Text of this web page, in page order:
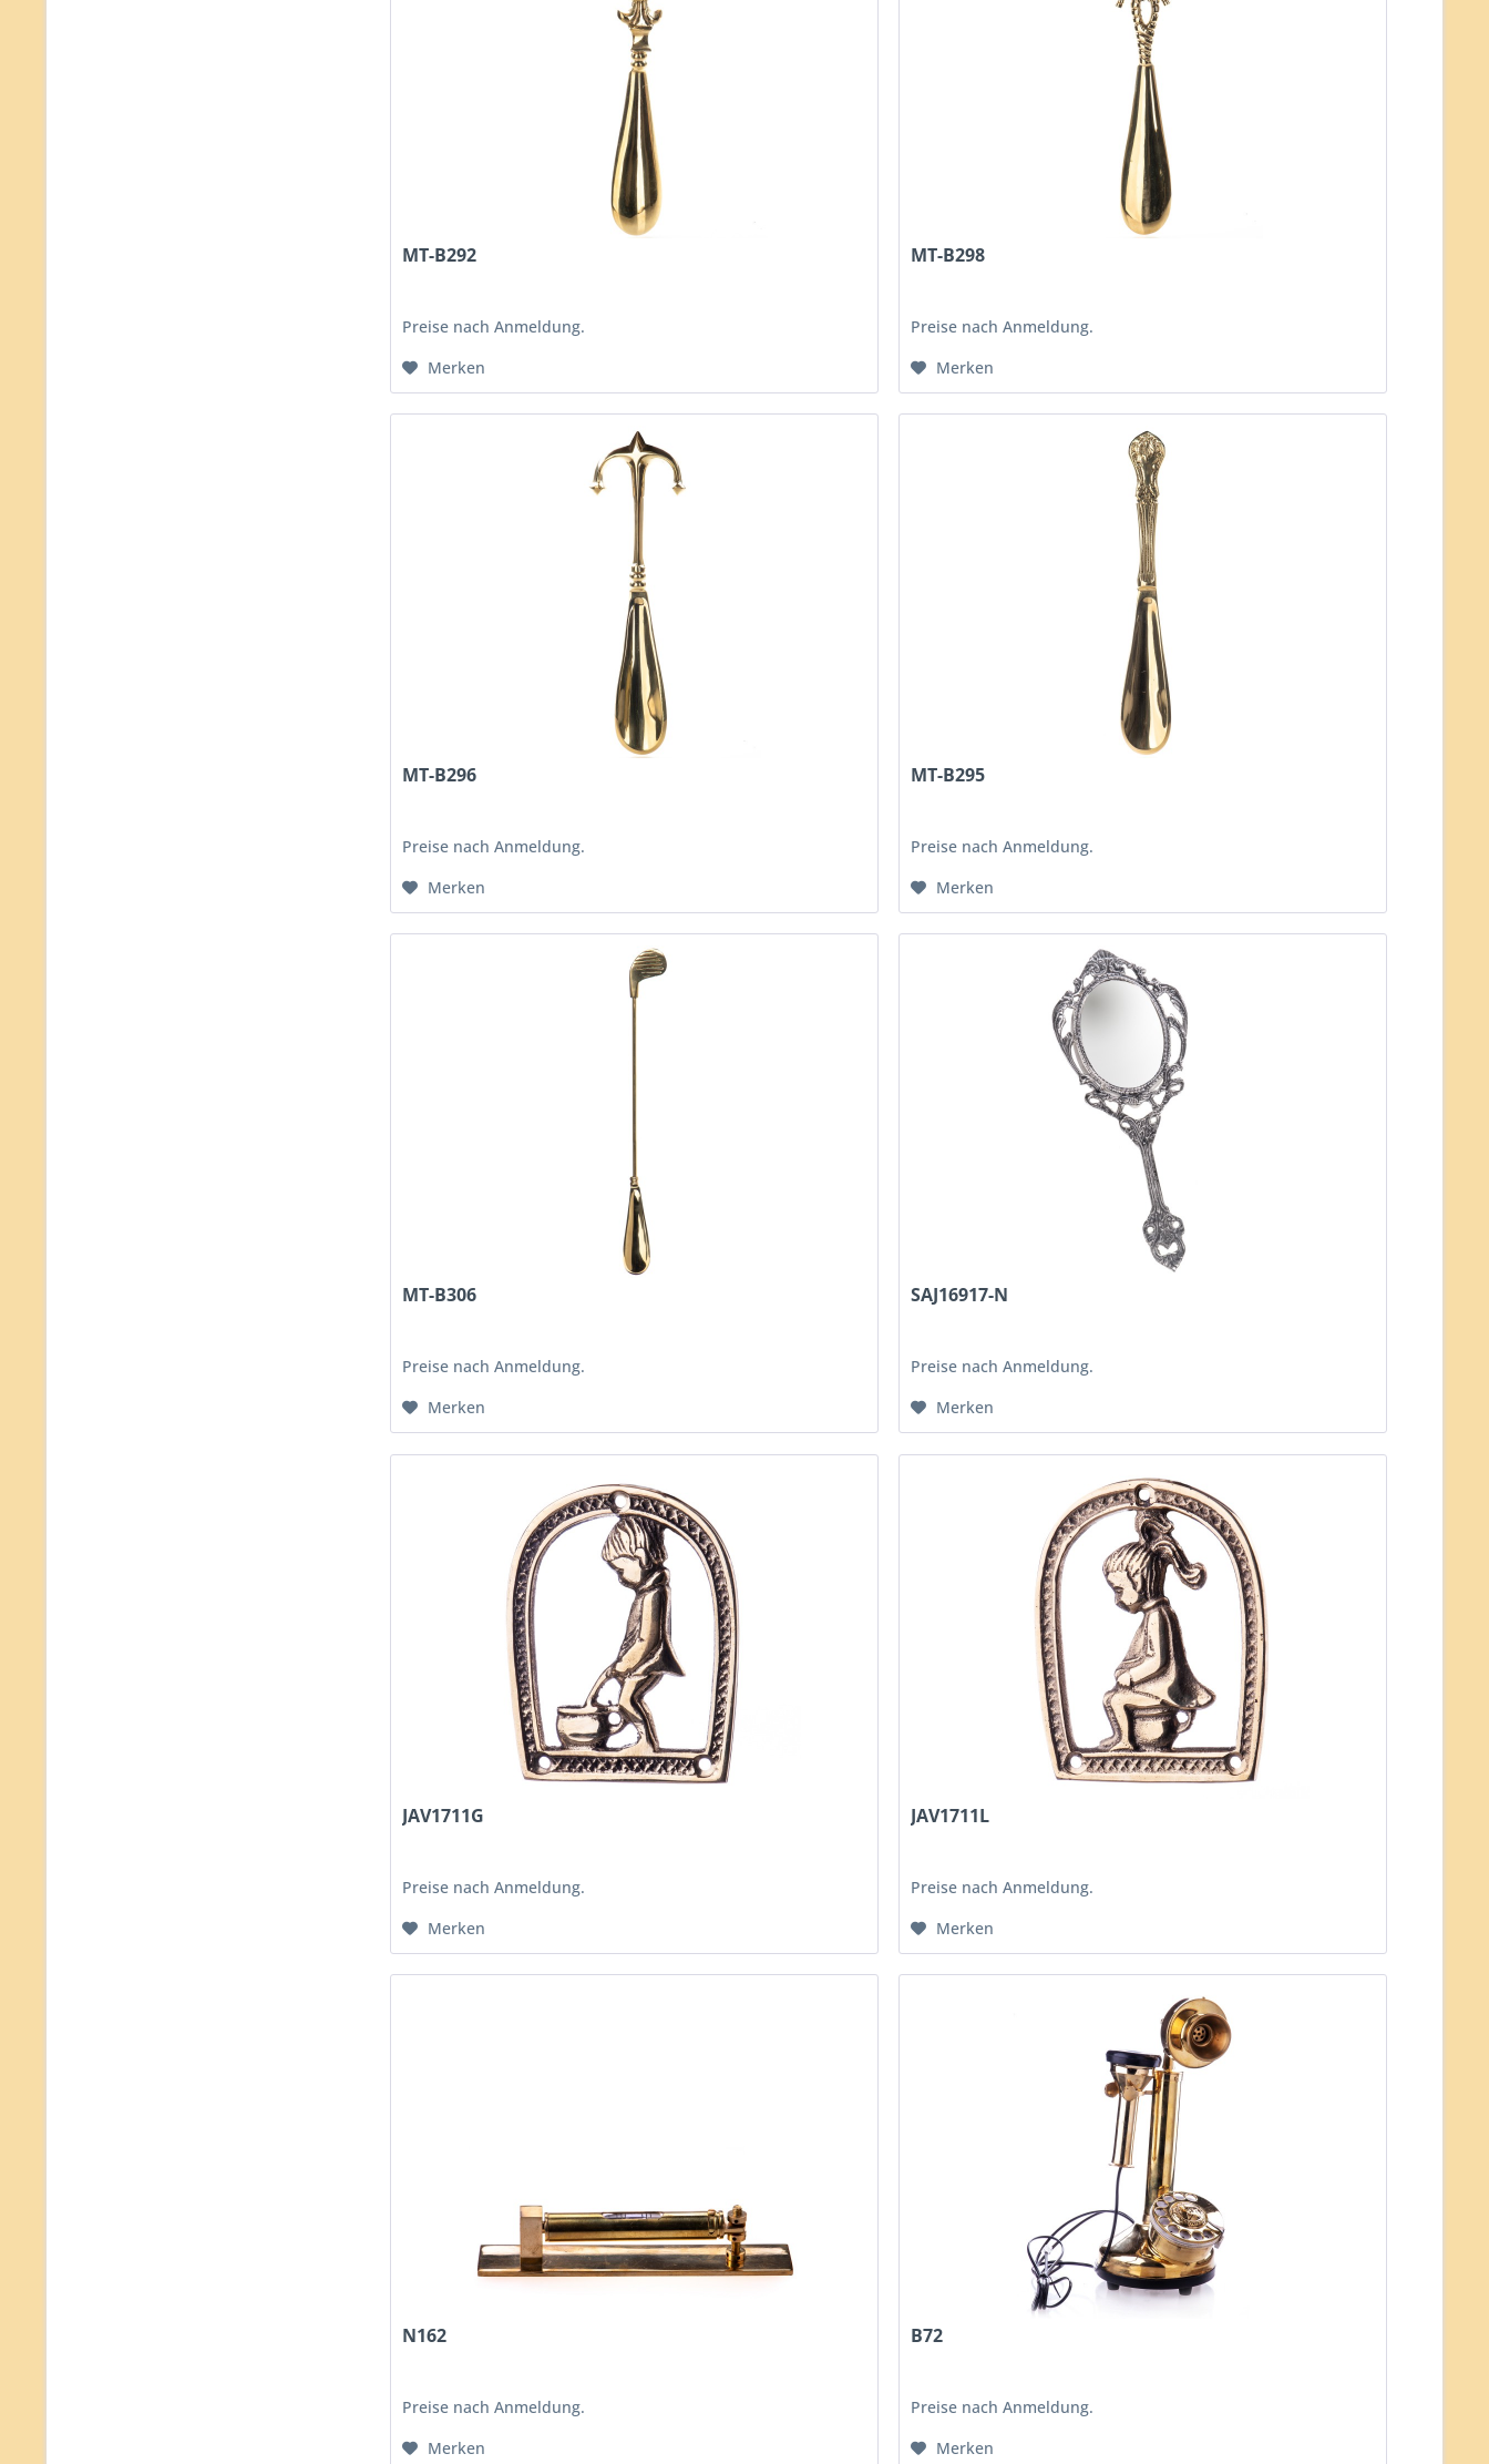
MT-B292
Preise nach Anmeldung.
Merken
MT-B298
Preise nach Anmeldung.
Merken
MT-B296
Preise nach Anmeldung.
Merken
MT-B295
Preise nach Anmeldung.
Merken
MT-B306
Preise nach Anmeldung.
Merken
SAJ16917-N
Preise nach Anmeldung.
Merken
JAV1711G
Preise nach Anmeldung.
Merken
JAV1711L
Preise nach Anmeldung.
Merken
N162
Preise nach Anmeldung.
Merken
B72
Preise nach Anmeldung.
Merken